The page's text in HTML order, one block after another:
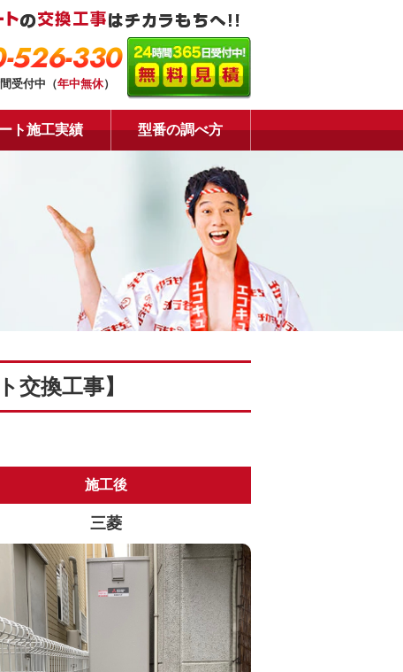
526-330
受付中（年中無休）
ト施工実績 型番の調べ方
交換工事】
施工後
三菱